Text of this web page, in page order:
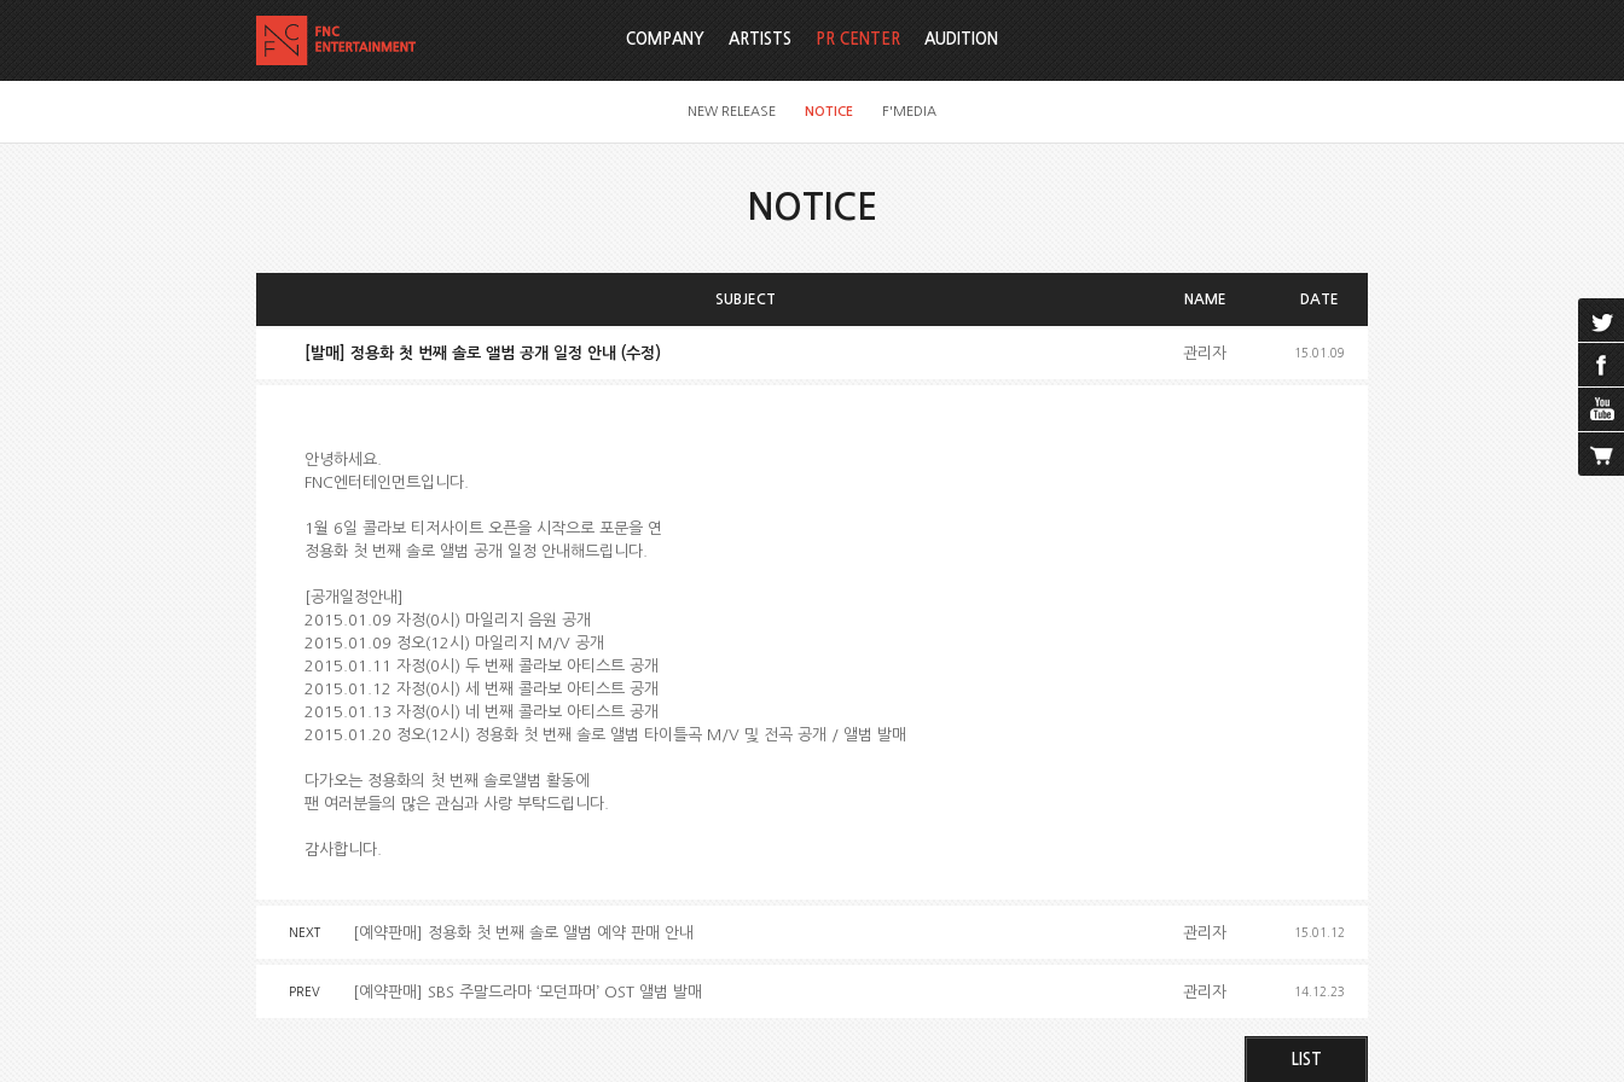
COMPANY ARTISTS PR CENTER
NEW RELEASE NOTICE F'MEDIA
AUDITION
NOTICE
SUBJECT NAME DATE
[발매] 정용화 첫 번째 솔로 앨범 공개 일정 안내 (수정) 관리자 15.01.09
안녕하세요.
FNC엔터테인먼트입니다.
1월 6일 콜라보 티저사이트 오픈을 시작으로 포문을 연
정용화 첫 번째 솔로 앨범 공개 일정 안내해드립니다.
[공개일정안내]
2015.01.09 자정(0시) 마일리지 음원 공개
2015.01.09 정오(12시) 마일리지 M/V 공개
2015.01.11 자정(0시) 두 번째 콜라보 아티스트 공개
2015.01.12 자정(0시) 세 번째 콜라보 아티스트 공개
2015.01.13 자정(0시) 네 번째 콜라보 아티스트 공개
2015.01.20 정오(12시) 정용화 첫 번째 솔로 앨범 타이틀곡 M/V 및 전곡 공개 / 앨범 발매
다가오는 정용화의 첫 번째 솔로앨범 활동에
팬 여러분들의 많은 관심과 사랑 부탁드립니다.
감사합니다.
NEXT [예약판매] 정용화 첫 번째 솔로 앨범 예약 판매 안내 관리자 15.01.12
PREV [예약판매] SBS 주말드라마 ‘모던파머’ OST 앨범 발매 관리자 14.12.23
LIST